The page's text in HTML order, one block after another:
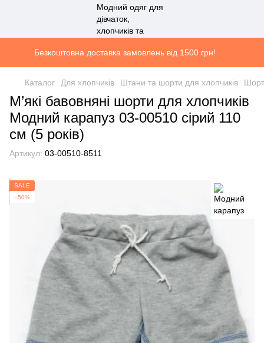
Безкоштовна доставка замовлень від 1500 грн!
Каталог Для хлопчиків Штани та шорти для хлопчиків
М’які бавовняні шорти для хлопчиків
Модний карапуз 03-00510 сірий 110
см (5 років)
Артикул: 03-00510-8511
SALE
−50%